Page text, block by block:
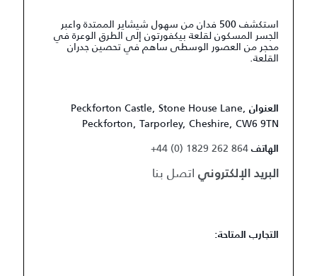
استكشف 500 فدان من سهول شيشاير الممتدة واعبر
الجسر المسكون لقلعة بيكفورتون إلى الطرق الوعرة في
محجر من العصور الوسطى ساهم في تحصين جدران
القلعة.
العنوان Peckforton Castle, Stone House Lane,
Peckforton, Tarporley, Cheshire, CW6 9TN
الهاتف +44 (0) 1829 262 864
البريد الإلكتروني اتصل بنا
التجارب المتاحة: